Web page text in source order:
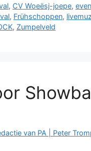
, CV Woeësj-joepe,
, Frühschoppen,
, Zumpelveld
van PA | Peter